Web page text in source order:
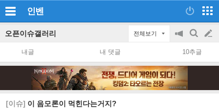
인벤
오픈이슈갤러리 전체보기
공
지
on/off
검
색
글
쓰
내글 내 댓글 10추글
[이슈] 이 음모론이 먹힌다는거지?